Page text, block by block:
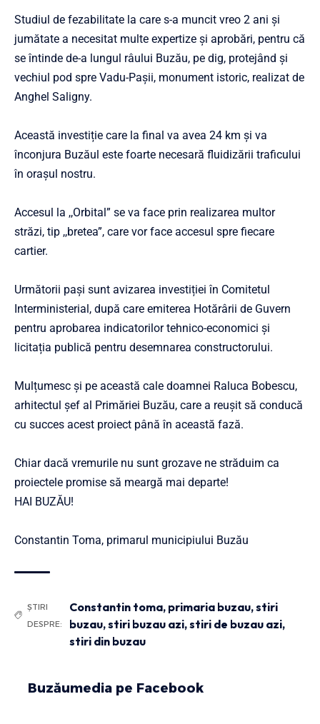
Studiul de fezabilitate la care s-a muncit vreo 2 ani și
jumătate a necesitat multe expertize și aprobări, pentru că
se întinde de-a lungul râului Buzău, pe dig, protejând și
vechiul pod spre Vadu-Pașii, monument istoric, realizat de
Anghel Saligny.
Această investiție care la final va avea 24 km și va
înconjura Buzăul este foarte necesară fluidizării traficului
în orașul nostru.
Accesul la ,,Orbital” se va face prin realizarea multor
străzi, tip ,,bretea”, care vor face accesul spre fiecare
cartier.
Următorii pași sunt avizarea investiției în Comitetul
Interministerial, după care emiterea Hotărârii de Guvern
pentru aprobarea indicatorilor tehnico-economici și
licitația publică pentru desemnarea constructorului.
Mulțumesc și pe această cale doamnei Raluca Bobescu,
arhitectul șef al Primăriei Buzău, care a reușit să conducă
cu succes acest proiect până în această fază.
Chiar dacă vremurile nu sunt grozave ne străduim ca
proiectele promise să meargă mai departe!
HAI BUZĂU!
Constantin Toma, primarul municipiului Buzău
ȘTIRI
DESPRE:
Constantin toma, primaria buzau,stiri
buzau,stiri buzau azi,stiri de buzau azi,
stiri din buzau
Buzăumedia pe Facebook